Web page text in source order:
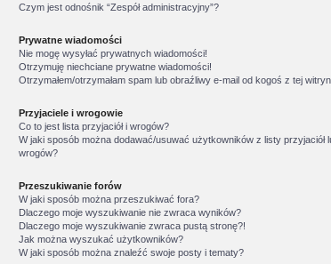
Czym jest odnośnik “Zespół administracyjny”?
Prywatne wiadomości
Nie mogę wysyłać prywatnych wiadomości!
Otrzymuję niechciane prywatne wiadomości!
Otrzymałem/otrzymałam spam lub obraźliwy e-mail od kogoś z tej
Przyjaciele i wrogowie
Co to jest lista przyjaciół i wrogów?
W jaki sposób można dodawać/usuwać użytkowników z listy przyjaciół
wrogów?
Przeszukiwanie forów
W jaki sposób można przeszukiwać fora?
Dlaczego moje wyszukiwanie nie zwraca wyników?
Dlaczego moje wyszukiwanie zwraca pustą stronę?!
Jak można wyszukać użytkowników?
W jaki sposób można znaleźć swoje posty i tematy?